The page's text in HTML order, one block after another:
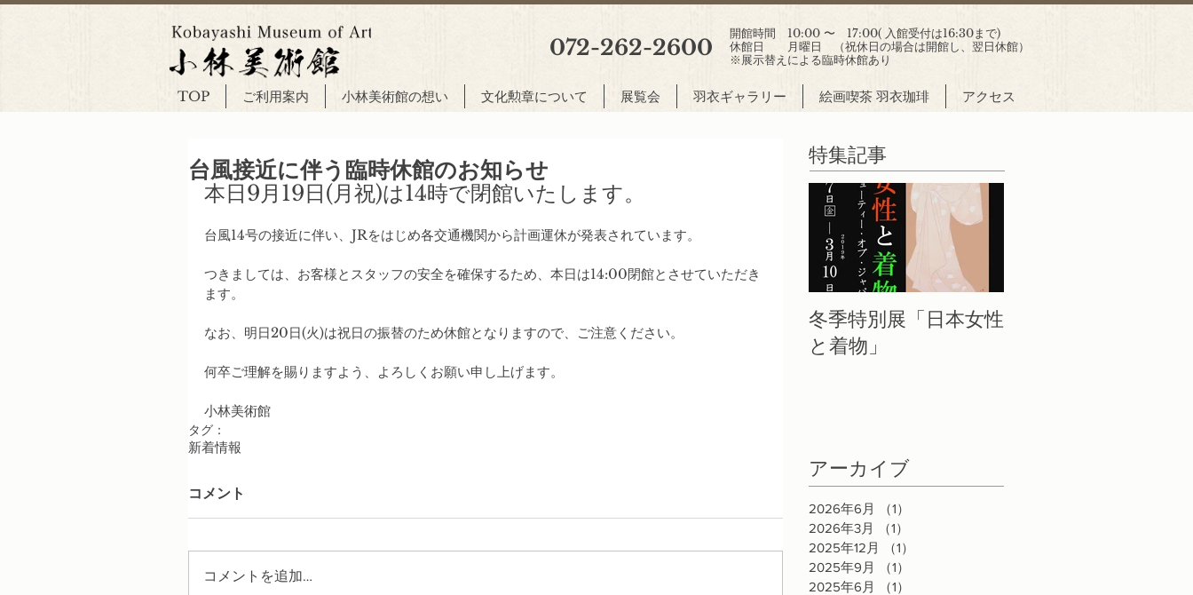
072-262-2600
開館時間 10:00 〜 17:00( 入館受付は16:30まで)
休館日 月曜日 （祝休日の場合は開館し、翌日休館）
※展示替えによる臨時休館あり
TOP ご利用案内 小林美術館の想い 文化勲章について 展覧会 羽衣ギャラリー 絵画喫茶 羽衣珈琲 アクセス
台風接近に伴う臨時休館のお知らせ
本日9月19日(月祝)は14時で閉館いたします。
台風14号の接近に伴い、JRをはじめ各交通機関から計画運休が発表されています。
つきましては、お客様とスタッフの安全を確保するため、本日は14:00閉館とさせていただき
ます。
なお、明日20日(火)は祝日の振替のため休館となりますので、ご注意ください。
何卒ご理解を賜りますよう、よろしくお願い申し上げます。
小林美術館
タグ：
新着情報
コメント
コメントを追加…
特集記事
冬季特別展「日本女性
と着物」
アーカイブ
2026年6月 （1）
2026年3月
（1）
2025年12月
（1）
2025年9月
（1）
2025年6月
（1）